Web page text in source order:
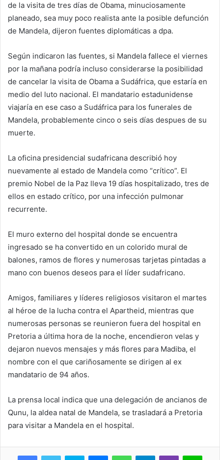
de la visita de tres días de Obama, minuciosamente
planeado, sea muy poco realista ante la posible defunción
de Mandela, dijeron fuentes diplomáticas a dpa.
Según indicaron las fuentes, si Mandela fallece el viernes
por la mañana podría incluso considerarse la posibilidad
de cancelar la visita de Obama a Sudáfrica, que estaría en
medio del luto nacional. El mandatario estadunidense
viajaría en ese caso a Sudáfrica para los funerales de
Mandela, probablemente cinco o seis días despues de su
muerte.
La oficina presidencial sudafricana describió hoy
nuevamente al estado de Mandela como “crítico”. El
premio Nobel de la Paz lleva 19 días hospitalizado, tres de
ellos en estado crítico, por una infección pulmonar
recurrente.
El muro externo del hospital donde se encuentra
ingresado se ha convertido en un colorido mural de
balones, ramos de flores y numerosas tarjetas pintadas a
mano con buenos deseos para el líder sudafricano.
Amigos, familiares y líderes religiosos visitaron el martes
al héroe de la lucha contra el Apartheid, mientras que
numerosas personas se reunieron fuera del hospital en
Pretoria a última hora de la noche, encendieron velas y
dejaron nuevos mensajes y más flores para Madiba, el
nombre con el que cariñosamente se dirigen al ex
mandatario de 94 años.
La prensa local indica que una delegación de ancianos de
Qunu, la aldea natal de Mandela, se trasladará a Pretoria
para visitar a Mandela en el hospital.
Skype MessengerWhatsAppTelegramViber Line